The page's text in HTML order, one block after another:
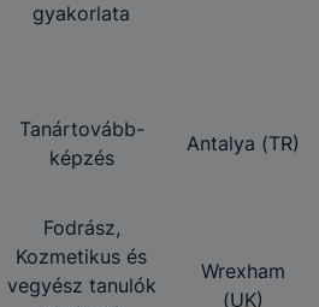
gyakorlata
Tanártovább-
képzés
Antalya (TR)
Fodrász,
Kozmetikus és
vegyész tanulók
Wrexham
(UK)